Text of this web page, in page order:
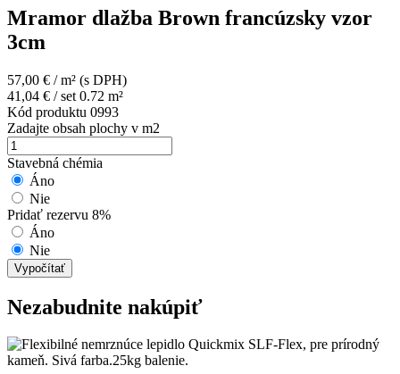
Mramor dlažba Brown francúzsky vzor
3cm
57,00 € / m² (s DPH)
41,04 € / set 0.72 m²
Kód produktu 0993
Zadajte obsah plochy v m2
Stavebná chémia
Áno
Nie
Pridať rezervu 8%
Áno
Nie
Vypočítať
Nezabudnite nakúpiť